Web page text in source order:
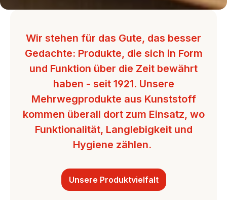
Wir stehen für das Gute, das besser
Gedachte: Produkte, die sich in Form
und Funktion über die Zeit bewährt
haben - seit 1921. Unsere
Mehrwegprodukte aus Kunststoff
kommen überall dort zum Einsatz, wo
Funktionalität, Langlebigkeit und
Hygiene zählen.
Unsere Produktvielfalt